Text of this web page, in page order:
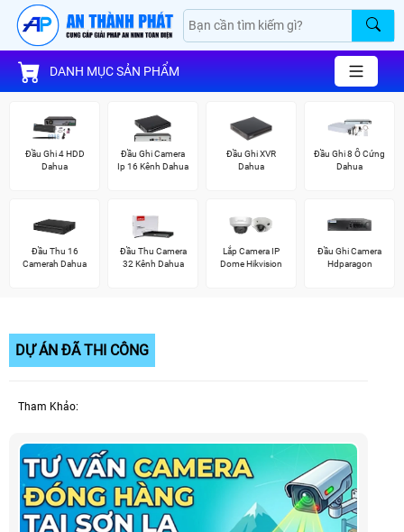
DANH MỤC SẢN PHẨM
Đầu Ghi 4 HDD
Dahua
Đầu Ghi Camera
Ip 16 Kênh Dahua
Đầu Ghi XVR
Dahua
Đầu Ghi 8 Ổ Cứng
Dahua
Đầu Thu 16
Camerah Dahua
Đầu Thu Camera
32 Kênh Dahua
Lắp Camera IP
Dome Hikvision
Đầu Ghi Camera
Hdparagon
DỰ ÁN ĐÃ THI CÔNG
Tham Khảo: